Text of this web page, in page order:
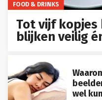
FOOD & DRINKS
Tot vijf
blijken veilig
wel